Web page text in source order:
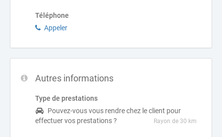
Téléphone
Appeler
Autres informations
Type de prestations
Pouvez-vous vous rendre chez le client pour
effectuer vos prestations ?
Rayon de 30 km